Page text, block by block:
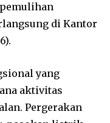
di Kantor
yang
aktivitas
Pergerakan